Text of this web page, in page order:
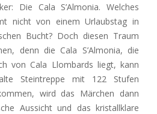
Die Cala S’Almonia. Welches
nicht von einem Urlaubstag in
Bucht? Doch diesen Traum
denn die Cala S’Almonia, die
von Cala Llombards liegt, kann
Steintreppe mit 122 Stufen
wird das Märchen dann
Aussicht und das kristallklare